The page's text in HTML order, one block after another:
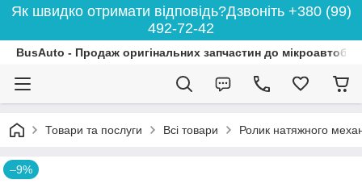
Як швидко отримати відповідь?Дзвоніть +380 (99)
492-72-42
BusAuto - Продаж оригінальних запчастин до
Товари та послуги Всі товари Ролик натяжного
–9%